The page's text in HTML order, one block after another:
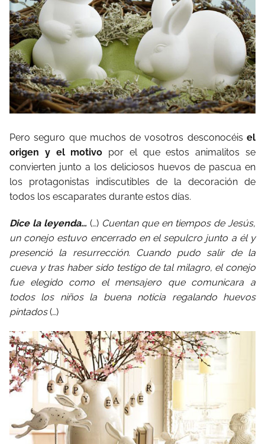
Pero seguro que muchos de vosotros desconocéis el
origen y el motivo por el que estos animalitos se
convierten junto a los deliciosos huevos de pascua en
los protagonistas indiscutibles de la decoración de
todos los escaparates durante estos días.
Dice la leyenda… (…) Cuentan que en tiempos de Jesús,
un conejo estuvo encerrado en el sepulcro junto a él y
presenció la resurrección. Cuando pudo salir de la
cueva y tras haber sido testigo de tal milagro, el conejo
fue elegido como el mensajero que comunicara a
todos los niños la buena noticia regalando huevos
pintados(…)